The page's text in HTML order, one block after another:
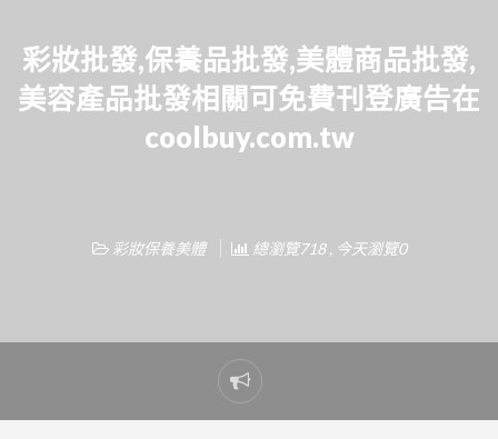
彩妝批發,保養品批發,美體商品批發,
美容產品批發相關可免費刊登廣告在
coolbuy.com.tw
彩妝保養美體 總瀏覽718 , 今天瀏覽0
Report
problem